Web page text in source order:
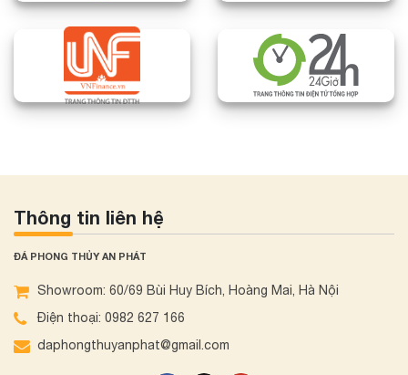
Thông tin liên hệ
ĐÁ PHONG THỦY AN PHÁT
Showroom: 60/69 Bùi Huy Bích, Hoàng Mai, Hà Nội
Điện thoại: 0982 627 166
daphongthuyanphat@gmail.com